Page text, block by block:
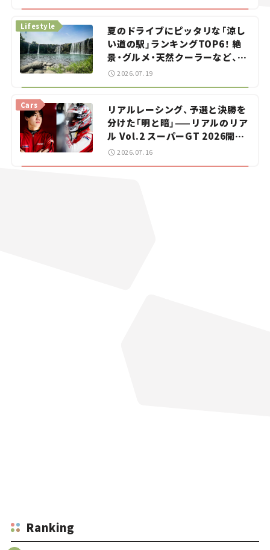
夏のドライブにピッタリな「涼し
い道の駅」ランキングTOP6！ 絶
景・グルメ・天然クーラーなど、避
暑におすすめのスポットを紹介
【道の駅マニアの推し駅ガイド】
Lifestyle
2026.07.19
リアルレーシング、予選と決勝を
分けた「明と暗」——リアルのリア
ル Vol.2 スーパーGT 2026開幕
戦 岡山国際サーキット
Cars
2026.07.16
Ranking